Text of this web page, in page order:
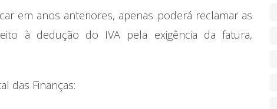
em anos anteriores, apenas poderá reclamar as
à dedução do IVA pela exigência da fatura,
das Finanças: